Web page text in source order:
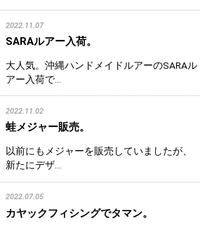
2022.11.07
SARAルアー入荷。
大人気。沖縄ハンドメイドルアーのSARAル
アー入荷で…
2022.11.02
蛙メジャー販売。
以前にもメジャーを販売していましたが、
新たにデザ…
2022.07.05
カヤックフィシングでタマン。